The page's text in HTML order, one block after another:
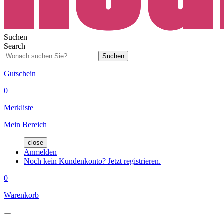
Suchen
Search
Suchen
Gutschein
0
Merkliste
Mein Bereich
close
Anmelden
Noch kein Kundenkonto? Jetzt registrieren.
0
Warenkorb